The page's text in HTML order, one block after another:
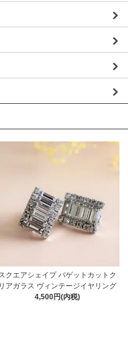
クエアシェイプ バゲットカットク
リアガラス ヴィンテージイヤリング
4,500円(内税)